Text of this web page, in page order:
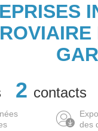
2 contacts
des